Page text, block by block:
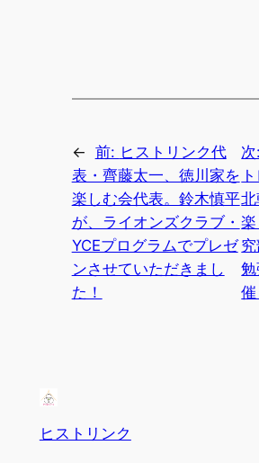
← 前: ヒストリンク代
表・齊藤太一、徳川家を
楽しむ会代表。鈴木慎平
が、ライオンズクラブ・
YCEプログラムでプレゼ
ンさせていただきまし
た！
次:
催
ヒストリンク